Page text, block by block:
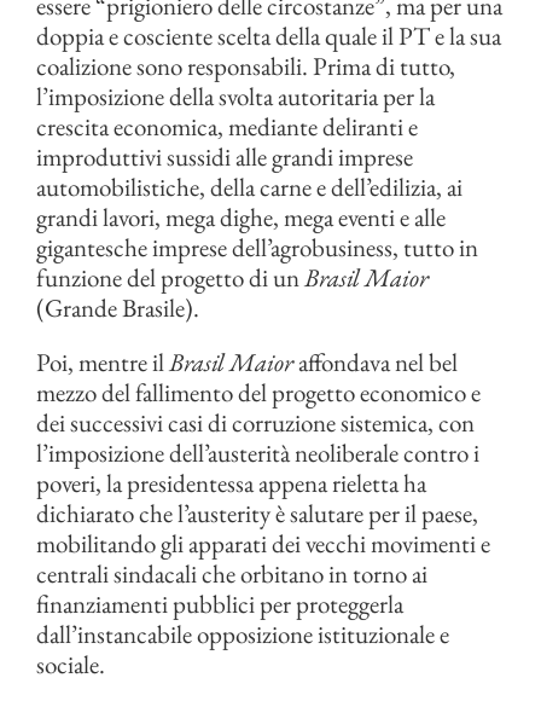
doppia e cosciente scelta della quale il PT e la sua
coalizione sono responsabili. Prima di tutto,
l’imposizione della svolta autoritaria per la
crescita economica, mediante deliranti e
improduttivi sussidi alle grandi imprese
automobilistiche, della carne e dell’edilizia, ai
grandi lavori, mega dighe, mega eventi e alle
gigantesche imprese dell’agrobusiness, tutto in
funzione del progetto di unBrasil Maior
(Grande Brasile).
Poi, mentre ilBrasil Maioraffondava nel bel
mezzo del fallimento del progetto economico e
dei successivi casi di corruzione sistemica, con
l’imposizione dell’austerità neoliberale contro i
poveri, la presidentessa appena rieletta ha
dichiarato che l’austerity è salutare per il paese,
mobilitando gli apparati dei vecchi movimenti e
centrali sindacali che orbitano in torno ai
finanziamenti pubblici per proteggerla
dall’instancabile opposizione istituzionale e
sociale.